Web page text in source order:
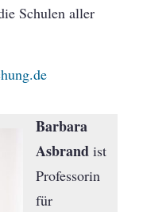
Schulen aller
Barbara
Asbrand ist
Professorin
für